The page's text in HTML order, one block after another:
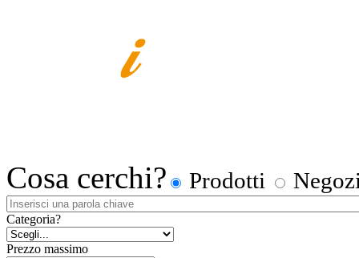
Cosa cerchi? Prodotti
Categoria?
Prezzo massimo